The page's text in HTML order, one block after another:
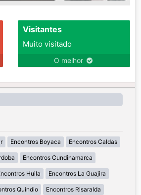
Visitantes
Muito visitado
O melhor
Encontros Boyaca Encontros Caldas
Encontros Cundinamarca
Huila Encontros La Guajira
Quindio Encontros Risaralda